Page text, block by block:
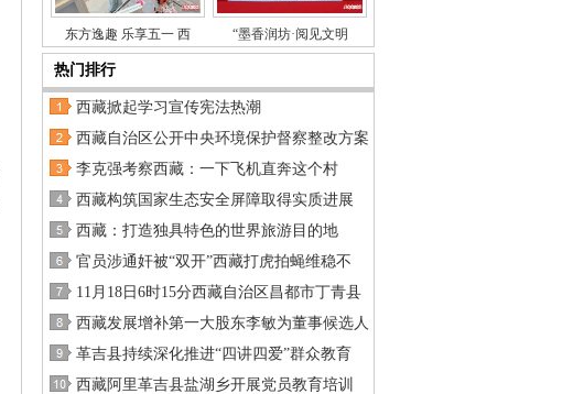
东方逸趣 乐享五一 西 “墨香润坊·阅见文明
热门排行
西藏掀起学习宣传宪法热潮
西藏自治区公开中央环境保护督察整改方案
李克强考察西藏：一下飞机直奔这个村
西藏构筑国家生态安全屏障取得实质进展
西藏：打造独具特色的世界旅游目的地
官员涉通奸被“双开”西藏打虎拍蝇维稳不
11月18日6时15分西藏自治区昌都市丁青县
西藏发展增补第一大股东李敏为董事候选人
革吉县持续深化推进“四讲四爱”群众教育
西藏阿里革吉县盐湖乡开展党员教育培训